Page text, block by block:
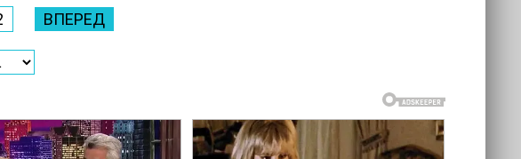
ВПЕРЕД